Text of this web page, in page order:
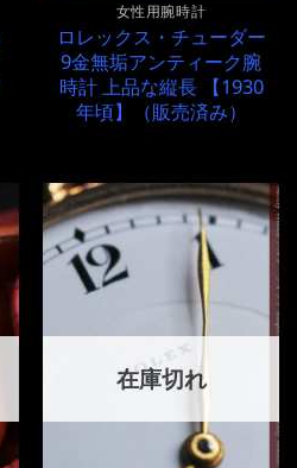
女性用腕時計
ロレックス・チューダー
9金無垢アンティーク腕
時計 上品な縦長 【1930
年頃】（販売済み）
在庫切れ